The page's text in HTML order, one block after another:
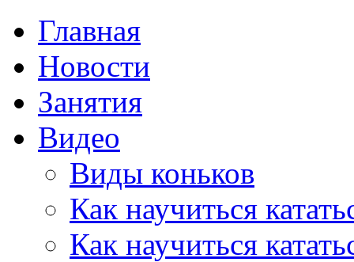
Главная
Новости
Занятия
Видео
Виды коньков
Как научиться
Как научиться